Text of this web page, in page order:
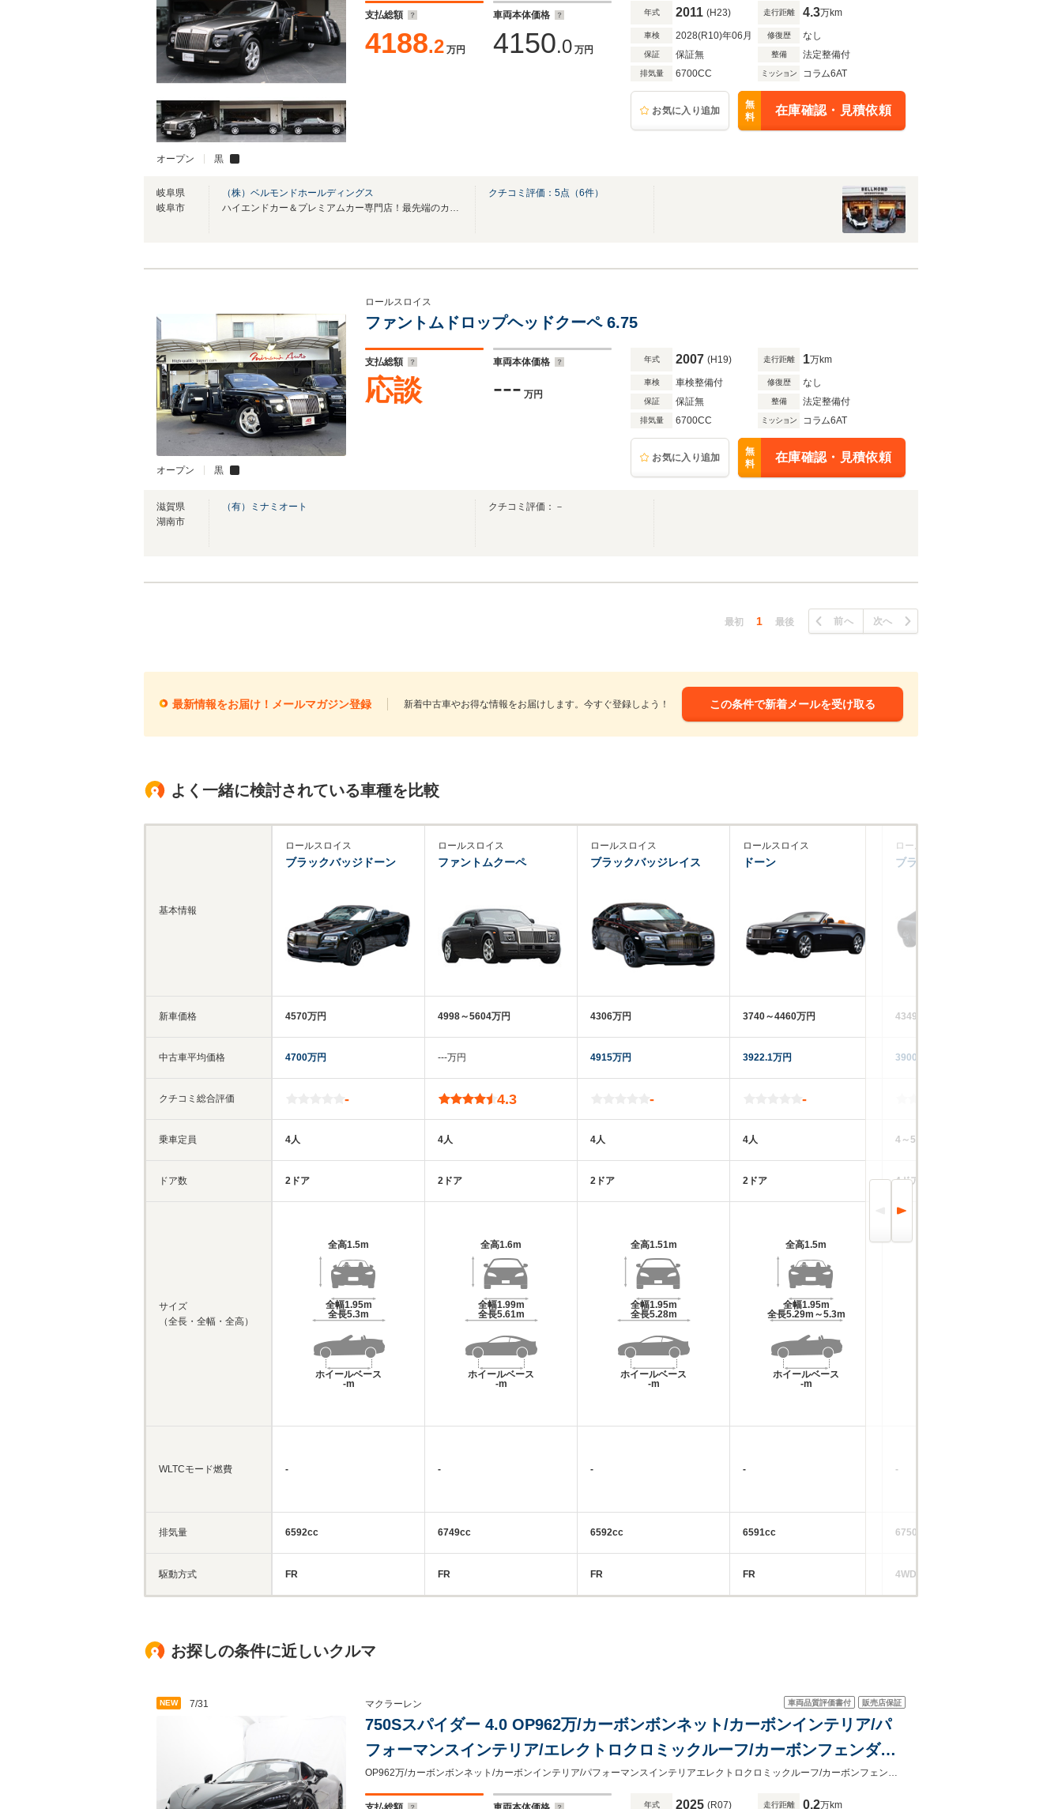
オープン 黒
支払総額
4188.2 万円
車両本体価格
4150.0 万円
年式 2011 (H23) 走行距離 4.3万km
車検 2028(R10)年06月 修復歴 なし
保証 保証無 整備 法定整備付
排気量 6700CC ミッション コラム6AT
お気に入り追加
無
料
在庫確認・見積依頼
岐阜県
岐阜市
（株）ベルモンドホールディングス
ハイエンドカー＆プレミアムカー専門店！最先端のカスタムを施しご提供致します！
クチコミ評価： 5点（6件）
オープン 黒
ロールスロイス
ファントムドロップヘッドクーペ 6.75
支払総額
応談
車両本体価格
--- 万円
年式 2007 (H19) 走行距離 1万km
車検 車検整備付 修復歴 なし
保証 保証無 整備 法定整備付
排気量 6700CC ミッション コラム6AT
お気に入り追加
無
料
在庫確認・見積依頼
滋賀県
湖南市
（有）ミナミオート クチコミ評価：－
最初 1 最後 前へ 次へ
最新情報をお届け！メールマガジン登録 新着中古車やお得な情報をお届けします。今すぐ登録しよう！ この条件で新着メールを受け取る
よく一緒に検討されている車種を比較
基本情報
新車価格
中古車平均価格
クチコミ総合評価
乗車定員
ドア数
サイズ
（全長・全幅・全高）
WLTCモード燃費
排気量
駆動方式
ロールスロイス
ブラックバッジドーン
4570万円
4700万円
-
4人
2ドア
全高1.5m
全幅1.95m
全長5.3m
ホイールベース
-m
-
6592cc
FR
ロールスロイス
ファントムクーペ
4998～5604万円
‐‐‐万円
4.3
4人
2ドア
全高1.6m
全幅1.99m
全長5.61m
ホイールベース
-m
-
6749cc
FR
ロールスロイス
ブラックバッジレイス
4306万円
4915万円
-
4人
2ドア
全高1.51m
全幅1.95m
全長5.28m
ホイールベース
-m
-
6592cc
FR
ロールスロイス
ドーン
3740～4460万円
3922.1万円
-
4人
2ドア
全高1.5m
全幅1.95m
全長5.29m～5.3m
ホイールベース
-m
-
6591cc
FR
ロールスロイス
ブラックバッジゴースト
4349万円
3900万円
4～5人
4ドア
-
6750cc
4WD
お探しの条件に近しいクルマ
NEW 7/31 車両品質評価書付 販売店保証
マクラーレン
750Sスパイダー 4.0 OP962万/カーボンボンネット/カーボンインテリア/パ
フォーマンスインテリア/エレクトロクロミックルーフ/カーボンフェンダー
ルーバー/カーボンエアブレーキ/電動コンフォートシート/カラーキャリパ
ー/B&Wオーディオ
OP962万/カーボンボンネット/カーボンインテリア/パフォーマンスインテリアエレクトロクロミックルーフ/カーボンフェンダールーバー/カーボンエアブレーキ/電動コンフォートシート/
年式 2025 (R07) 走行距離 0.2万km